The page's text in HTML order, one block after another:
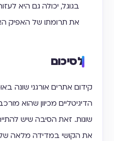
בגוגל, יכולה גם היא
את תרומתו של האפיק
לסיכום
קידום אתרים אורגני שונה
הדיגיטליים מכיוון שהוא
שונות. זאת הסיבה שיש
את הקושי במדידה מלאה